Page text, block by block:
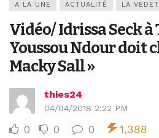
A LA UNE ACTUALITÉ LA
Vidéo/ Idrissa Seck à
Youssou Ndour doit
Macky Sall »
thies24
04/04/2018 2:22 PM
0 0 0 1,388